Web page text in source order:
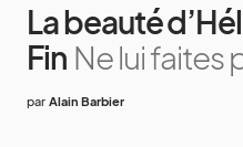
La beauté
Fin Ne lui faites
par Alain Barbier